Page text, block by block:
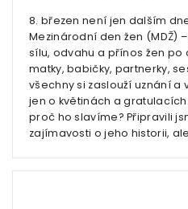
8. březen není jen dalším
Mezinárodní den žen (MDŽ)
sílu, odvahu a přínos žen po
matky, babičky, partnerky,
všechny si zaslouží uznání a
jen o květinách a
proč ho slavíme? Připravili
zajímavosti o jeho historii,